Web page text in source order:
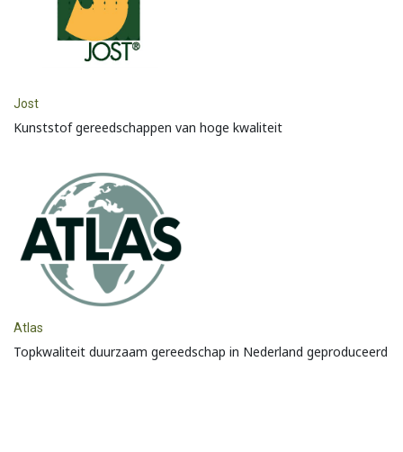
Jost
Kunststof gereedschappen van hoge kwaliteit
Atlas
Topkwaliteit duurzaam gereedschap in Nederland geproduceerd